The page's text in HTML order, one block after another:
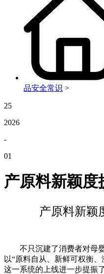
品安全常识 >
25
2026
-
01
产原料新颖度
产原料新颖
不只沉建了消费者对母婴
以“原料自从、新鲜可权衡、
这一系统的上线进一步提振